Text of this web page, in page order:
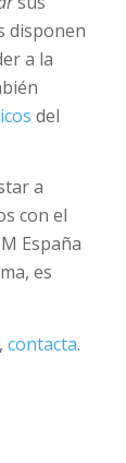
disponen
a la
del
a
con el
España
es
contacta.